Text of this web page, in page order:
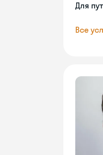
Для
Все